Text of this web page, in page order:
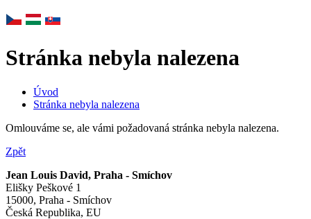
Stránka nebyla nalezena
Úvod
Stránka nebyla nalezena
Omlouváme se, ale vámi požadovaná stránka nebyla nalezena.
Zpět
Jean Louis David, Praha - Smíchov
Elišky Peškové 1
15000, Praha - Smíchov
Česká Republika, EU